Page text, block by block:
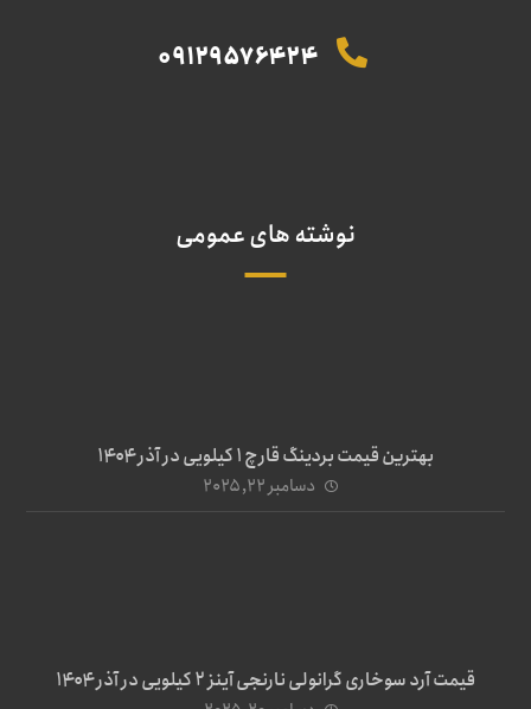
09129576424
نوشته های عمومی
بهترین قیمت بردینگ قارچ 1 کیلویی در آذر ۱۴۰۴
دسامبر ۲۲, ۲۰۲۵
قیمت آرد سوخاری گرانولی نارنجی آینز ۲ کیلویی در آذر ۱۴۰۴